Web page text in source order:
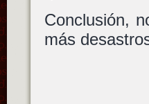
Conclusión,
más